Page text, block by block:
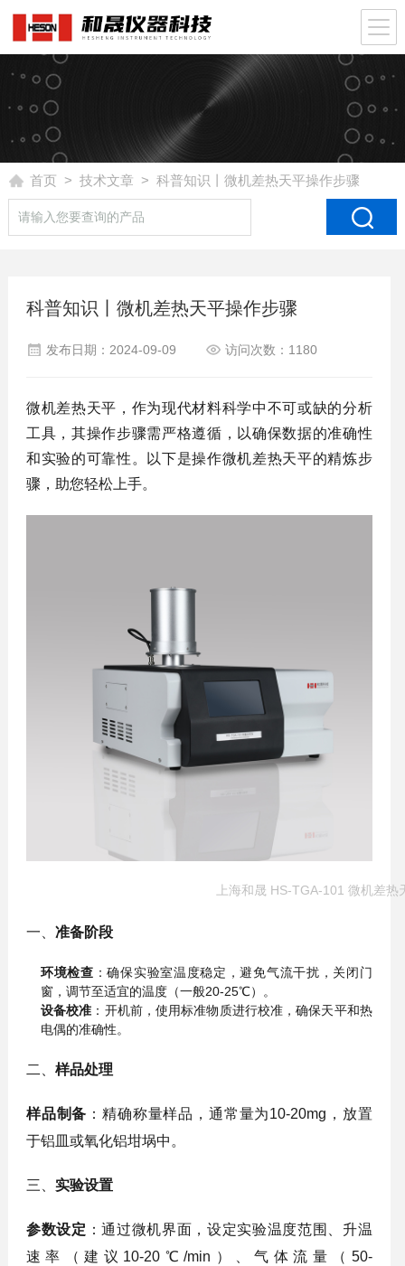
首页 > 技术文章 > 科普知识丨微机差热天平操作步骤
科普知识丨微机差热天平操作步骤
发布日期：2024-09-09 访问次数：1180
微机差热天平，作为现代材料科学中不可或缺的分析
工具，其操作步骤需严格遵循，以确保数据的准确性
和实验的可靠性。以下是操作微机差热天平的精炼步
骤，助您轻松上手。
上海和晟 HS-TGA-101 微机差热
一、 准备阶段
环境检查 ：确保实验室温度稳定，避免气流干扰，关闭门
窗，调节至适宜的温度（一般20-25℃）。
设备校准 ：开机前，使用标准物质进行校准，确保天平和热
电偶的准确性。
二、 样品处理
样品制备 ：精确称量样品，通常量为10-20mg，放置
于铝皿或氧化铝坩埚中。
三、 实验设置
参数设定 ：通过微机界面，设定实验温度范围、升温
速率（建议10-20℃/min）、气体流量（50-